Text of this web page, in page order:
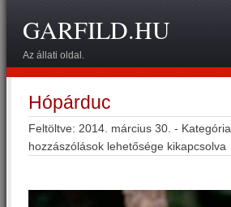
GARFILD.HU
Az állati oldal.
Hópárduc
Feltöltve: 2014. március 30. - Kategória
hozzászólások lehetősége kikapcsolva